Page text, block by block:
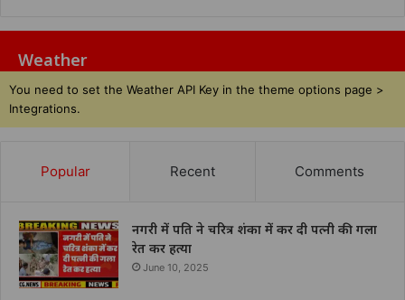
Weather
You need to set the Weather API Key in the theme options page >
Integrations.
Popular Recent Comments
नगरी में पति ने चरित्र शंका में कर दी पत्नी की गला
रेत कर हत्या
June 10, 2025